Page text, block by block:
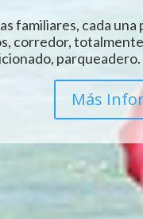
familiares, cada una
corredor,
Más